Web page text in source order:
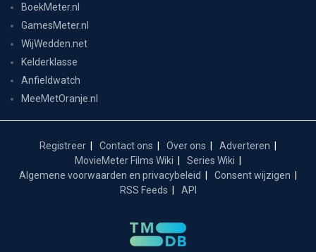
BoekMeter.nl
GamesMeter.nl
WijWedden.net
Kelderklasse
Anfieldwatch
MeeMetOranje.nl
Registreer Contact ons Over ons
Adverteren
MovieMeter Films Wiki
Series Wiki
Algemene voorwaarden en privacybeleid
Consent wijzigen
RSS Feeds
API